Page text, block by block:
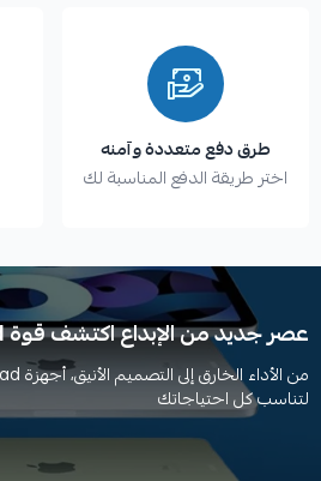
طرق دفع متعددة وآمنه
اختر طريقة الدفع المناسبة لك
عصر جديد من الإبداع اكتشف قوة iPad
لتناسب كل احتياجاتك